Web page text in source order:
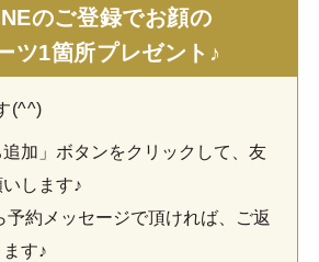
のご登録でお顔の
ツ1箇所プレゼント♪
(^^)
加」ボタンをクリックして、友
します♪
予約メッセージで頂ければ、ご返
す♪